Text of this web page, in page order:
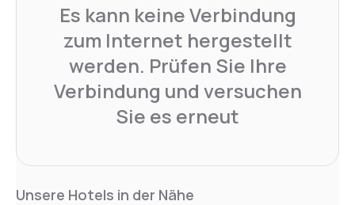
Es kann keine Verbindung
zum Internet hergestellt
werden. Prüfen Sie Ihre
Verbindung und versuchen
Sie es erneut
Unsere Hotels in der Nähe